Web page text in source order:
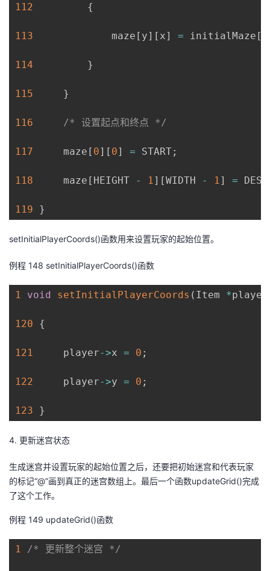
112 {
113
             maze
[ y] [ x] = initialMaze [
114 }
115 }
116 /* 设置起点和终点 */
117
     maze
[ 0] [ 0] = START;
118
     maze
[ HEIGHT - 1] [WIDTH - 1] =
119 }
setInitialPlayerCoords()函数用来设置玩家的起始位置。
例程 148 setInitialPlayerCoords()函数
1 void setInitialPlayerCoords ( Item *player
120 {
121
     player
->x = 0 ;
122
     player
->y = 0 ;
123 }
4. 更新迷宫状态
生成迷宫并设置玩家的起始位置之后，还要把初始迷宫和代表玩家
的标记“@”画到真正的迷宫数组 上。最后一个函数updateGrid()完成
了这个工作。
例程 149 updateGrid()函数
1 /* 更新整个迷宫 */